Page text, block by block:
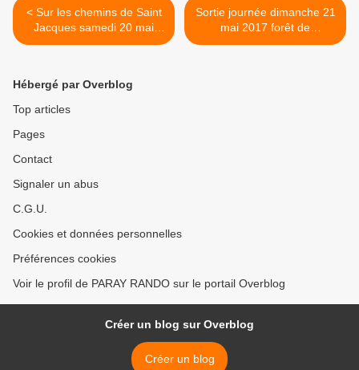
< Sur les chemins de Saint
Jacques samedi 20 mai
2017 d'Estaing à Golinhac
Sortie journée dimanche 21
mai 2017 forêt de
Fontainebleau/Moret-sur-
Hébergé par Overblog
Top articles
Pages
Contact
Signaler un abus
C.G.U.
Cookies et données personnelles
Préférences cookies
Voir le profil de PARAY RANDO sur le portail Overblog
Créer un blog sur Overblog
Créer un blog